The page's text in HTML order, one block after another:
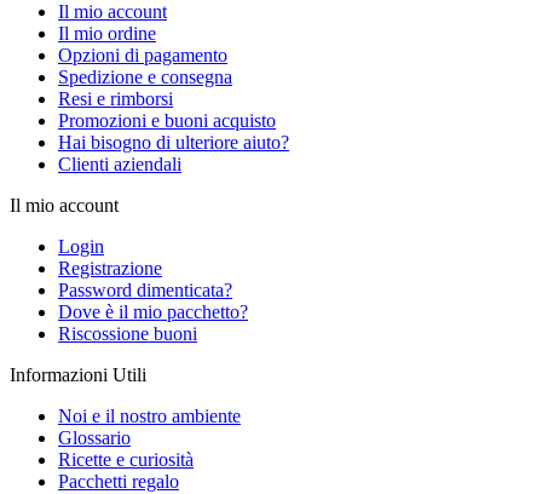
Il mio account
Il mio ordine
Opzioni di pagamento
Spedizione e consegna
Resi e rimborsi
Promozioni e buoni acquisto
Hai bisogno di ulteriore aiuto?
Clienti aziendali
Il mio account
Login
Registrazione
Password dimenticata?
Dove è il mio pacchetto?
Riscossione buoni
Informazioni Utili
Noi e il nostro ambiente
Glossario
Ricette e curiosità
Pacchetti regalo